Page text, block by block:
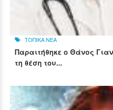
ΤΟΠΙΚΑ ΝΕΑ
Παραιτήθηκε ο Θάνος
τη θέση του...